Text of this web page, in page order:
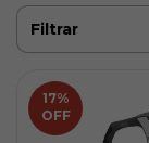
Filtrar
17%
OFF